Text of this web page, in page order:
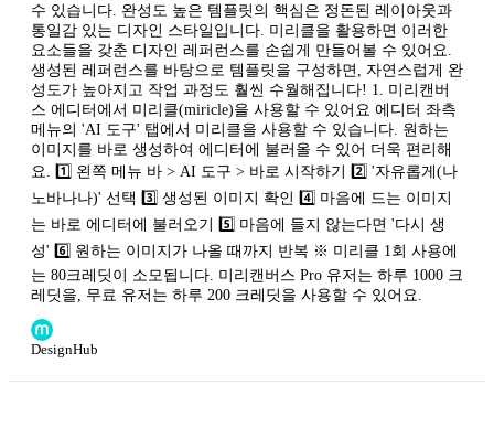
수 있습니다. 완성도 높은 템플릿의 핵심은 정돈된 레이아웃과
통일감 있는 디자인 스타일입니다. 미리클을 활용하면 이러한
요소들을 갖춘 디자인 레퍼런스를 손쉽게 만들어볼 수 있어요.
생성된 레퍼런스를 바탕으로 템플릿을 구성하면, 자연스럽게 완
성도가 높아지고 작업 과정도 훨씬 수월해집니다! 1. 미리캔버
스 에디터에서 미리클(miricle)을 사용할 수 있어요 에디터 좌측
메뉴의 'AI 도구' 탭에서 미리클을 사용할 수 있습니다. 원하는
이미지를 바로 생성하여 에디터에 불러올 수 있어 더욱 편리해
요. 1️⃣ 왼쪽 메뉴 바 > AI 도구 > 바로 시작하기 2️⃣ '자유롭게(나
노바나나)' 선택 3️⃣ 생성된 이미지 확인 4️⃣ 마음에 드는 이미지
는 바로 에디터에 불러오기 5️⃣ 마음에 들지 않는다면 '다시 생
성' 6️⃣ 원하는 이미지가 나올 때까지 반복 ※ 미리클 1회 사용에
는 80크레딧이 소모됩니다. 미리캔버스 Pro 유저는 하루 1000 크
레딧을, 무료 유저는 하루 200 크레딧을 사용할 수 있어요.
DesignHub